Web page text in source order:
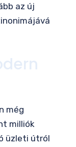
az új
még
milliók
üzleti útról